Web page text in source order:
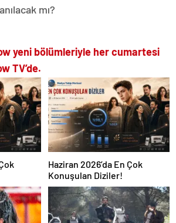
mı?
yeni bölümleriyle her cumartesi
TV’de.
Haziran 2026’da En Çok
Konuşulan Diziler!